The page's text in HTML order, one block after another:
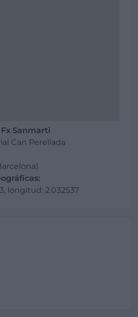
Sanmarti
Can Perellada
longitud: 2.032537